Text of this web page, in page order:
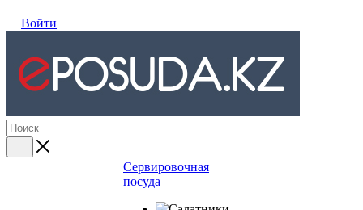
Войти
Сервировочная
посуда